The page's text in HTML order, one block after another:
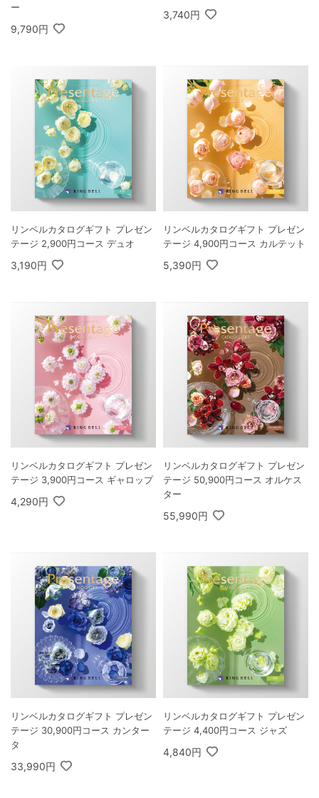
ー
9,790円
3,740円
リンベルカタログギフト プレゼン
テージ 2,900円コース デュオ
3,190円
リンベルカタログギフト プレゼン
テージ 4,900円コース カルテット
5,390円
リンベルカタログギフト プレゼン
テージ 3,900円コース ギャロップ
4,290円
リンベルカタログギフト プレゼン
テージ 50,900円コース オルケス
ター
55,990円
リンベルカタログギフト プレゼン
テージ 30,900円コース カンター
タ
33,990円
リンベルカタログギフト プレゼン
テージ 4,400円コース ジャズ
4,840円